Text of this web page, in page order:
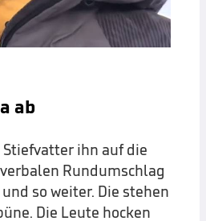
ab
Stiefvatter ihn auf die
Rundumschlag
so weiter. Die stehen
Die Leute hocken